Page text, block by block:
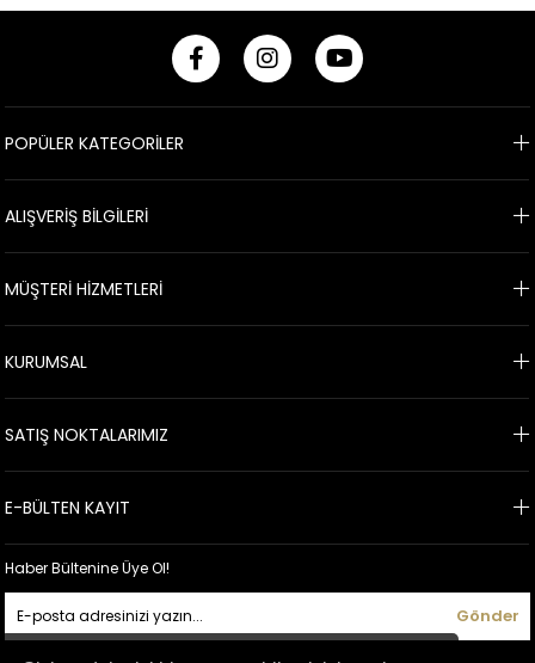
POPÜLER KATEGORİLER
ALIŞVERİŞ BİLGİLERİ
MÜŞTERİ HİZMETLERİ
KURUMSAL
SATIŞ NOKTALARIMIZ
E-BÜLTEN KAYIT
Haber Bültenine Üye Ol!
Gönder